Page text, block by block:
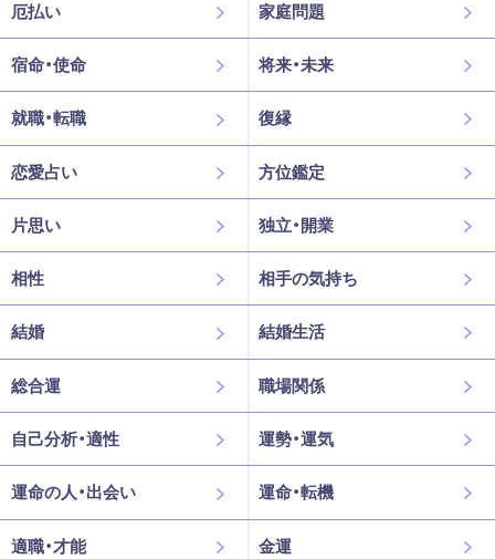
厄払い 家庭問題
宿命・使命 将来・未来
就職・転職 復縁
恋愛占い 方位鑑定
片思い 独立・開業
相性 相手の気持ち
結婚 結婚生活
総合運 職場関係
自己分析・適性 運勢・運気
運命の人・出会い 運命・転機
適職・才能 金運